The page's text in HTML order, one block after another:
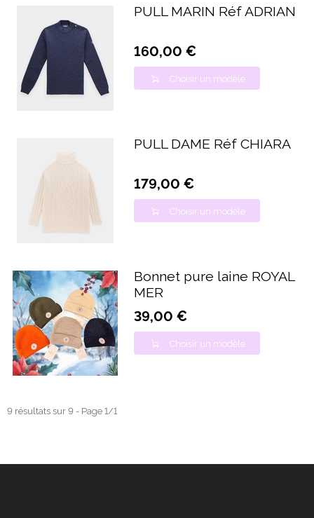
PULL MARIN Réf ADRIAN
160,00 €
Choisir un modèle
PULL DAME Réf CHIARA
179,00 €
Choisir un modèle
Bonnet pure laine ROYAL
MER
39,00 €
Choisir un modèle
9 résultats sur 9 - Page 1/1